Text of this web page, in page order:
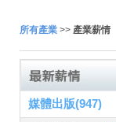
所有產業 >> 產業薪情
媒體出版(947)